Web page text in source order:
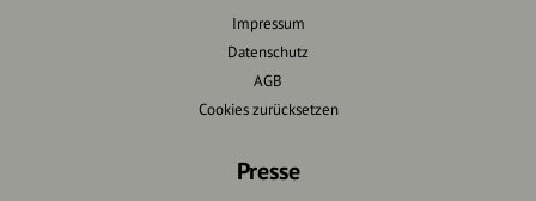
Impressum
Datenschutz
AGB
Cookies zurücksetzen
Presse